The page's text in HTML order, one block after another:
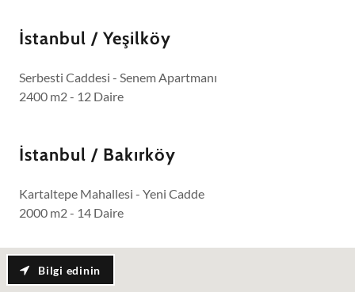
İstanbul / Yeşilköy
Serbesti Caddesi - Senem Apartmanı
2400 m2 - 12 Daire
İstanbul / Bakırköy
Kartaltepe Mahallesi - Yeni Cadde
2000 m2 - 14 Daire
Bilgi edinin